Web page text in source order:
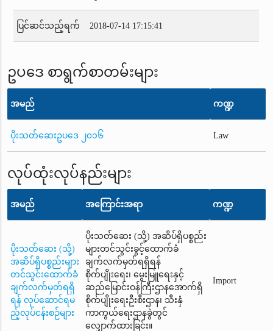
ပြင်ဆင်သည့်ရက် 2018-07-14 17:15:41
ဥပဒေ စာရွက်စာတမ်းများ
အမည် ကဏ္ဍ
ပိုးသတ်ဆေးဥပဒေ ၂၀၁၆ Law
လုပ်ထုံးလုပ်နည်းများ
အမည် အကြောင်းအရာ ကဏ္ဍ
ပိုးသတ်ဆေး (သို့)
အဆိပ်ရှိပစ္စည်းများ
တင်သွင်းထောက်ခံ
ချက်လက်မှတ်ရရှိ
ရန် လုပ်ဆောင်ရမ
ည့်လုပ်ငန်းစဉ်များ
ပိုးသတ်ဆေး (သို့) အဆိပ်ရှိပစ္စည်း
များတင်သွင်းခွင့်ထောက်ခံ
ချက်လက်မှတ်ရရှိရန်
စိုက်ပျိုးရေး၊ မွေးမြူရေးနှင့်
ဆည်မြောင်းဝန်ကြီးဌာနအောက်ရှိ
စိုက်ပျိုးရေးဦးစီးဌာန၊ သီးနှံ
ကာကွယ်ရေးဌာနခွဲတွင်
လျှောက်ထားခြင်း။
Import